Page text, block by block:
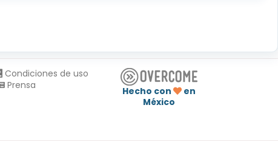
Condiciones de uso
Prensa
Hecho con
en
México